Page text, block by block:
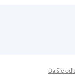
Ďalšie